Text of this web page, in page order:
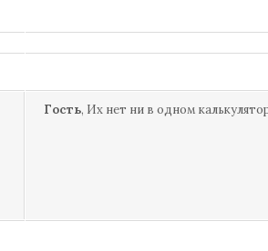
Гость, Их нет ни в одном